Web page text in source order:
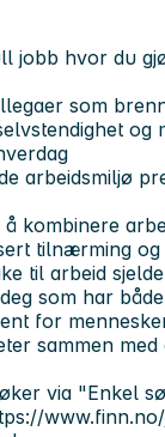
jobb hvor du
som
og
arbeidsmiljø
kombinere
tilnærming
til arbeid
som har
for
sammen
via "Enkel